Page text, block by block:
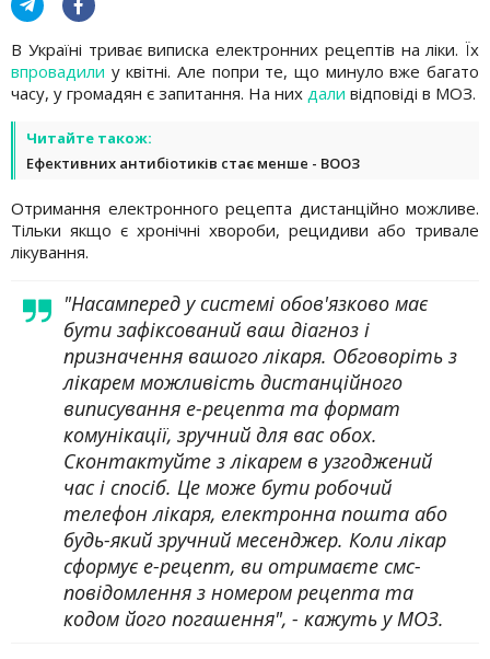
В Україні триває виписка електронних рецептів на ліки. Їх
впровадили у квітні. Але попри те, що минуло вже багато
часу, у громадян є запитання. На них дали відповіді в МОЗ.
Читайте також:
Ефективних антибіотиків стає менше - ВООЗ
Отримання електронного рецепта дистанційно можливе.
Тільки якщо є хронічні хвороби, рецидиви або тривале
лікування.
"Насамперед у системі обов'язково має
бути зафіксований ваш діагноз і
призначення вашого лікаря. Обговоріть з
лікарем можливість дистанційного
виписування е-рецепта та формат
комунікації, зручний для вас обох.
Сконтактуйте з лікарем в узгоджений
час і спосіб. Це може бути робочий
телефон лікаря, електронна пошта або
будь-який зручний месенджер. Коли лікар
сформує е-рецепт, ви отримаєте смс-
повідомлення з номером рецепта та
кодом його погашення", - кажуть у МОЗ.